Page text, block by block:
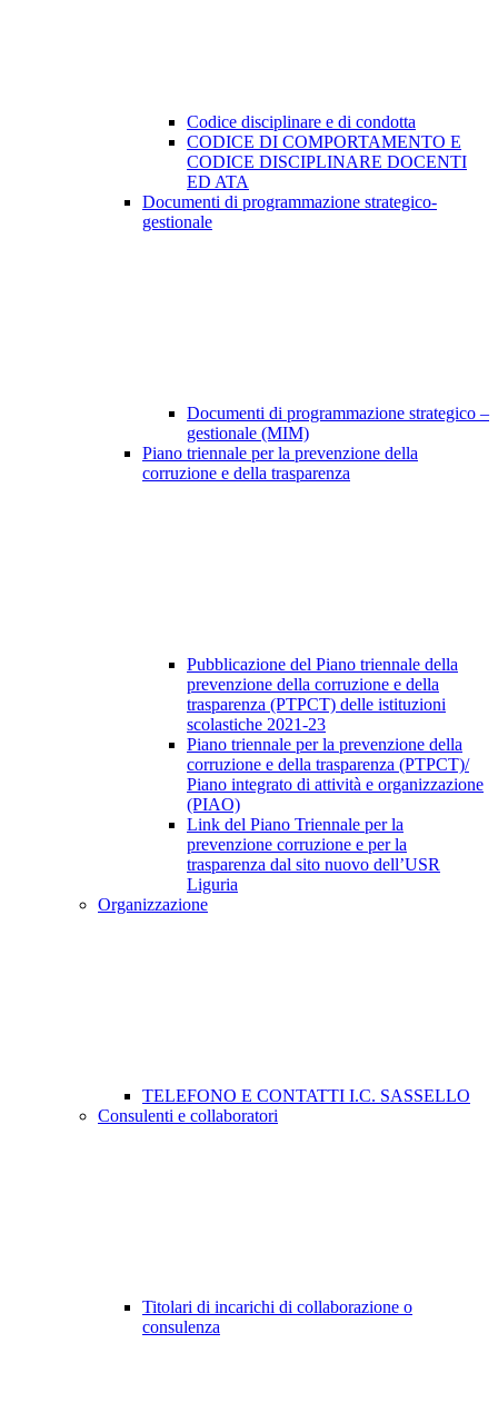
Codice disciplinare e di condotta
CODICE DI COMPORTAMENTO E
CODICE DISCIPLINARE DOCENTI
ED ATA
Documenti di programmazione strategico-
gestionale
Documenti di programmazione strategico –
gestionale (MIM)
Piano triennale per la prevenzione della
corruzione e della trasparenza
Pubblicazione del Piano triennale della
prevenzione della corruzione e della
trasparenza (PTPCT) delle istituzioni
scolastiche 2021-23
Piano triennale per la prevenzione della
corruzione e della trasparenza (PTPCT)/
Piano integrato di attività e organizzazione
(PIAO)
Link del Piano Triennale per la
prevenzione corruzione e per la
trasparenza dal sito nuovo dell’USR
Liguria
Organizzazione
TELEFONO E CONTATTI I.C. SASSELLO
Consulenti e collaboratori
Titolari di incarichi di collaborazione o
consulenza